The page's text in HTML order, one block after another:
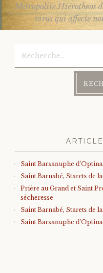
Métropolite Hiérotheos
virus qui affecte
Saint Barsanuphe
Saint Barnabé, Starets de
Prière au Grand et Saint
sécheresse
Saint Barnabé, Starets de
Saint Barsanuphe